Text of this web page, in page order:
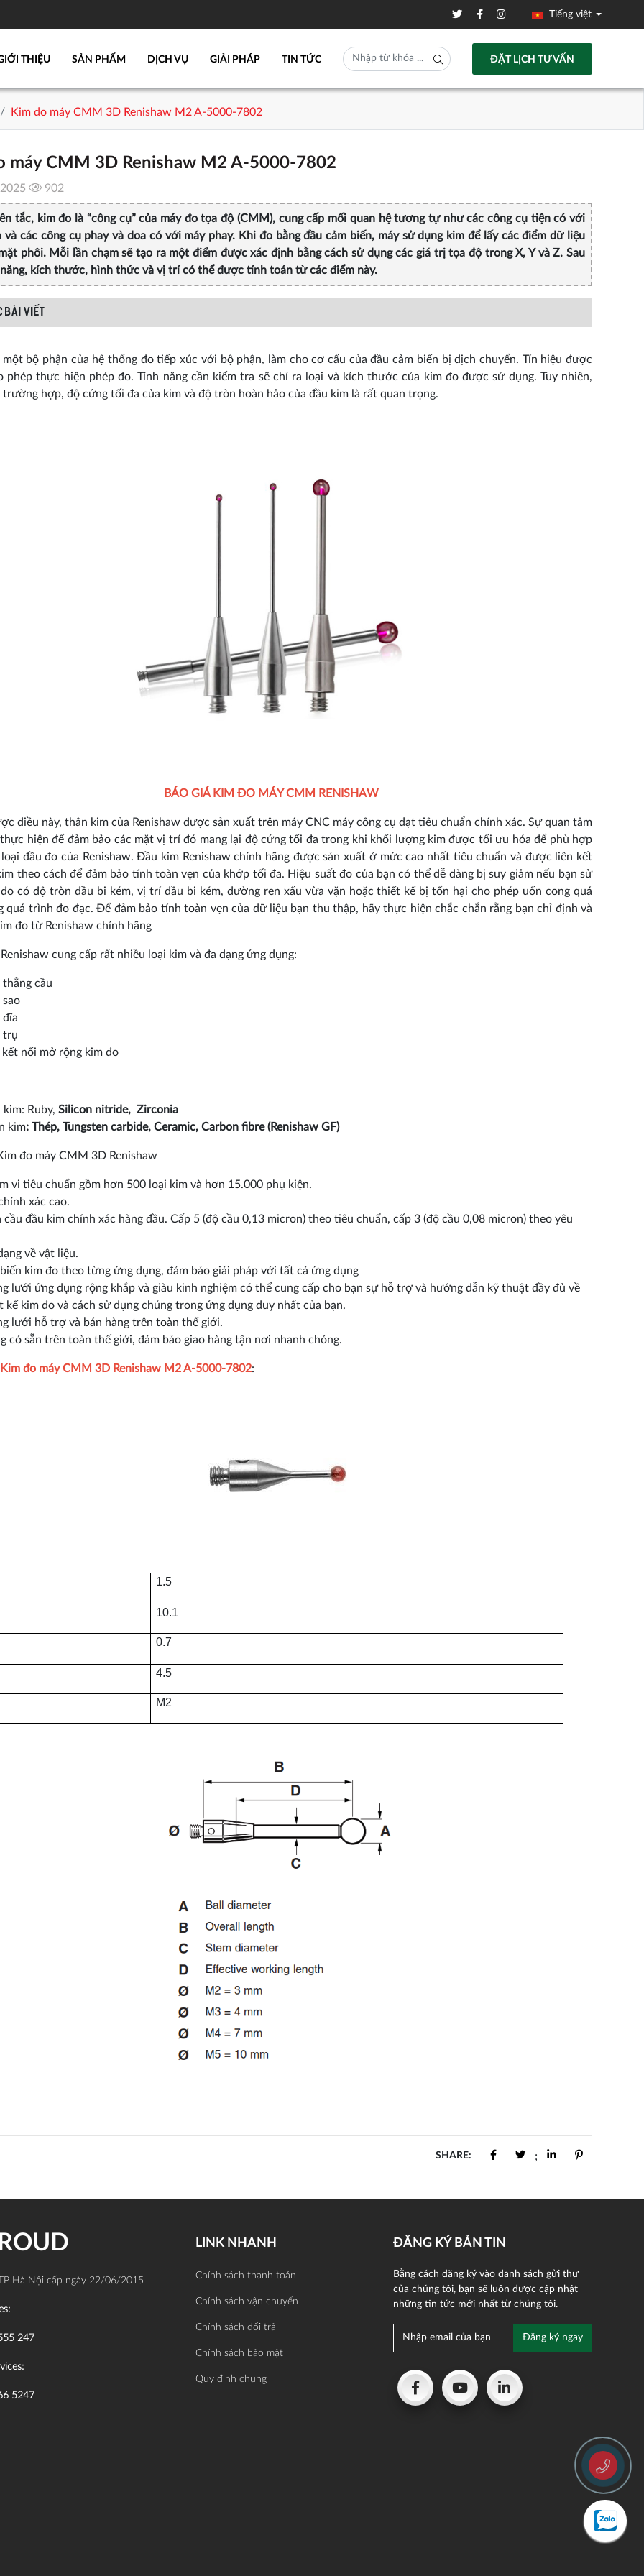
Tiếng việt
THIỆU SẢN PHẨM DỊCH VỤ GIẢI PHÁP TIN TỨC ĐẶT LỊCH TƯ VẤN
Kim đo máy CMM 3D Renishaw M2 A-5000-7802
máy CMM 3D Renishaw M2 A-5000-7802
902
tắc, kim đo là “công cụ” của máy đo tọa độ (CMM), cung cấp mối quan hệ tương tự như các công cụ tiện có với
và các công cụ phay và doa có với máy phay. Khi đo bằng đầu cảm biến, máy sử dụng kim để lấy các điểm dữ liệu
phôi. Mỗi lần chạm sẽ tạo ra một điểm được xác định bằng cách sử dụng các giá trị tọa độ trong X, Y và Z. Sau
kích thước, hình thức và vị trí có thể được tính toán từ các điểm này.
BÀI VIẾT
một bộ phận của hệ thống đo tiếp xúc với bộ phận, làm cho cơ cấu của đầu cảm biến bị dịch chuyển. Tín hiệu được
phép thực hiện phép đo. Tính năng cần kiểm tra sẽ chỉ ra loại và kích thước của kim đo được sử dụng. Tuy nhiên,
hợp, độ cứng tối đa của kim và độ tròn hoàn hảo của đầu kim là rất quan trọng.
BÁO GIÁ KIM ĐO MÁY CMM RENISHAW
điều này, thân kim của Renishaw được sản xuất trên máy CNC máy công cụ đạt tiêu chuẩn chính xác. Sự quan tâm
hiện để đảm bảo các mặt vị trí đó mang lại độ cứng tối đa trong khi khối lượng kim được tối ưu hóa để phù hợp
đầu đo của Renishaw. Đầu kim Renishaw chính hãng được sản xuất ở mức cao nhất tiêu chuẩn và được liên kết
theo cách để đảm bảo tính toàn vẹn của khớp tối đa. Hiệu suất đo của bạn có thể dễ dàng bị suy giảm nếu bạn sử
có độ tròn đầu bi kém, vị trí đầu bi kém, đường ren xấu vừa vặn hoặc thiết kế bị tổn hại cho phép uốn cong quá
quá trình đo đạc. Để đảm bảo tính toàn vẹn của dữ liệu bạn thu thập, hãy thực hiện chắc chắn rằng bạn chỉ định và
đo từ Renishaw chính hãng
Renishaw cung cấp rất nhiều loại kim và đa dạng ứng dụng:
thẳng cầu
sao
đĩa
trụ
kết nối mở rộng kim đo
Ruby, Silicon nitride, Zirconia
kim: Thép, Tungsten carbide, Ceramic, Carbon fibre (Renishaw GF)
đo máy CMM 3D Renishaw
vi tiêu chuẩn gồm hơn 500 loại kim và hơn 15.000 phụ kiện.
xác cao.
cầu đầu kim chính xác hàng đầu. Cấp 5 (độ cầu 0,13 micron) theo tiêu chuẩn, cấp 3 (độ cầu 0,08 micron) theo yêu
về vật liệu.
kim đo theo từng ứng dụng, đảm bảo giải pháp với tất cả ứng dụng
lưới ứng dụng rộng khắp và giàu kinh nghiệm có thể cung cấp cho bạn sự hỗ trợ và hướng dẫn kỹ thuật đầy đủ về
kế kim đo và cách sử dụng chúng trong ứng dụng duy nhất của bạn.
lưới hỗ trợ và bán hàng trên toàn thế giới.
có sẵn trên toàn thế giới, đảm bảo giao hàng tận nơi nhanh chóng.
Kim đo máy CMM 3D Renishaw M2 A-5000-7802:
1.5
10.1
0.7
4.5
M2
SHARE: ;
Hà Nội cấp ngày 22/06/2015
247
5247
LINK NHANH
Chính sách thanh toán
Chính sách vận chuyển
Chính sách đổi trả
Chính sách bảo mật
Quy định chung
ĐĂNG KÝ BẢN TIN
Bằng cách đăng ký vào danh sách gửi thư
của chúng tôi, bạn sẽ luôn được cập nhật
những tin tức mới nhất từ chúng tôi.